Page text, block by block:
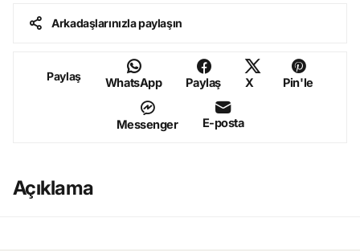
Arkadaşlarınızla paylaşın
Paylaş WhatsApp Paylaş X Pin'le
Messenger E-posta
Açıklama